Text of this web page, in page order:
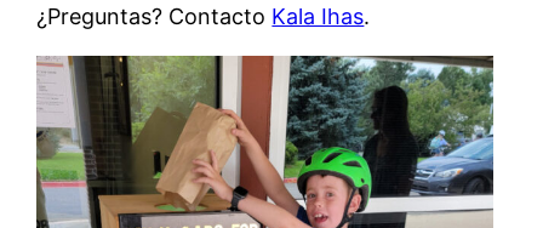
¿Preguntas? Contacto Kala Ihas.